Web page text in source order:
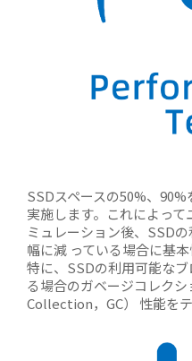
SSDスペースの50%、
実施します。これによっ
ミュレーション後、SSD
幅に減 っている場合に基
特に、SSDの利用可能な
る場合のガベージコレク
Collection，GC） 性能をテ